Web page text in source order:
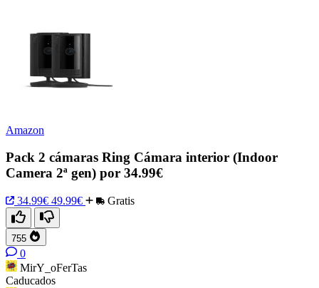
Amazon
Pack 2 cámaras Ring Cámara interior (Indoor
Camera 2ª gen) por 34.99€
34.99€ 49.99€ Gratis
755
0
MirY_oFerTas
Caducados